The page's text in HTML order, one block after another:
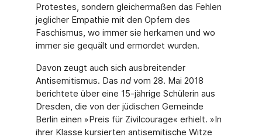
Protestes, sondern gleichermaßen das Fehlen
jeglicher Empathie mit den Opfern des
Faschismus, wo immer sie herkamen und wo
immer sie gequält und ermordet wurden.
Davon zeugt auch sich ausbreitender
Antisemitismus. Das nd vom 28. Mai 2018
berichtete über eine 15-jährige Schülerin aus
Dresden, die von der jüdischen Gemeinde
Berlin einen »Preis für Zivilcourage« erhielt. »In
ihrer Klasse kursierten antisemitische Witze